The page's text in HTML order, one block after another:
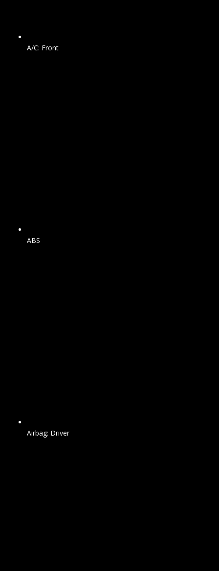
A/C: Front
ABS
Airbag: Driver